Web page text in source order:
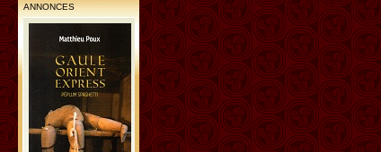
ANNONCES